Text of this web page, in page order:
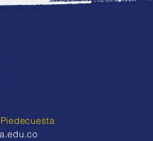
la
y